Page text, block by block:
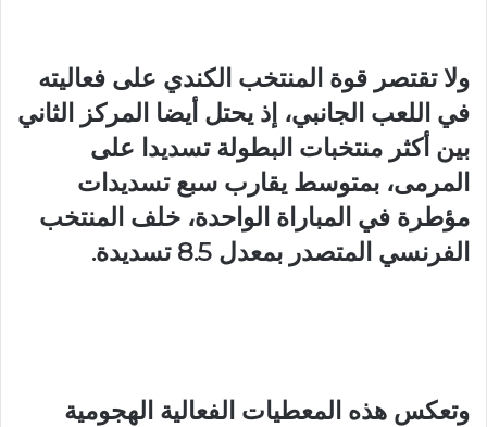
ولا تقتصر قوة المنتخب الكندي على فعاليته
في اللعب الجانبي، إذ يحتل أيضا المركز الثاني
بين أكثر منتخبات البطولة تسديدا على
المرمى، بمتوسط يقارب سبع تسديدات
مؤطرة في المباراة الواحدة، خلف المنتخب
الفرنسي المتصدر بمعدل 8.5 تسديدة.
وتعكس هذه المعطيات الفعالية الهجومية